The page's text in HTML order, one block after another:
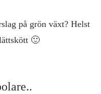
på grön växt? Helst
🙂